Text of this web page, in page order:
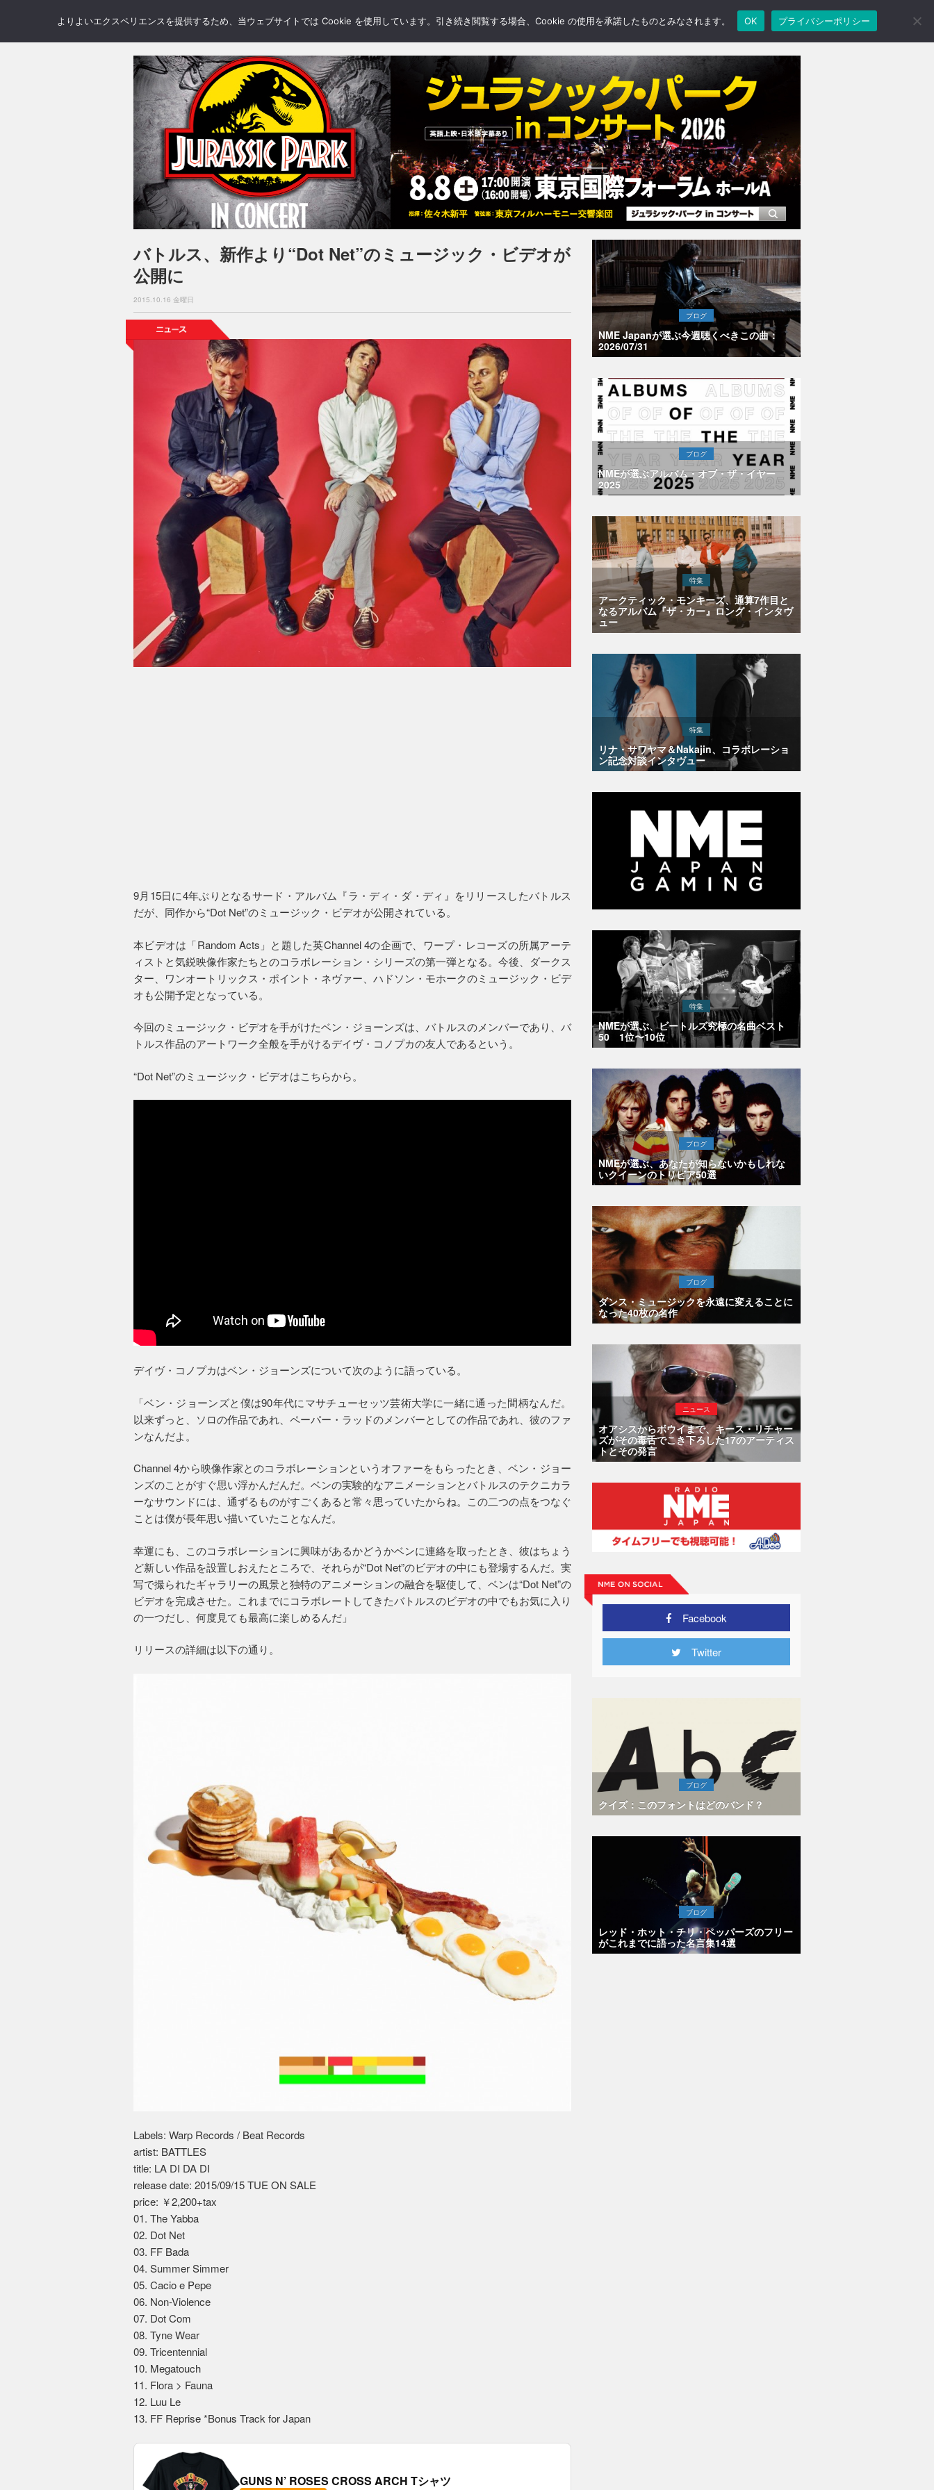
NEWS REVIEWS GALLERY BLOGS FEATURE
バトルス、新作より“Dot Net”のミュージック・ビデオが
公開に
2015.10.16 金曜日
9月15日に4年ぶりとなるサード・アルバム『ラ・ディ・ダ・ディ』をリリースしたバトルス
だが、同作から“Dot Net”のミュージック・ビデオが公開されている。
本ビデオは「Random Acts」と題した英Channel 4の企画で、ワープ・レコーズの所属アーテ
ィストと気鋭映像作家たちとのコラボレーション・シリーズの第一弾となる。今後、ダークス
ター、ワンオートリックス・ポイント・ネヴァー、ハドソン・モホークのミュージック・ビデ
オも公開予定となっている。
今回のミュージック・ビデオを手がけたベン・ジョーンズは、バトルスのメンバーであり、バ
トルス作品のアートワーク全般を手がけるデイヴ・コノプカの友人であるという。
“Dot Net”のミュージック・ビデオはこちらから。
デイヴ・コノプカはベン・ジョーンズについて次のように語っている。
「ベン・ジョーンズと僕は90年代にマサチューセッツ芸術大学に一緒に通った間柄なんだ。
以来ずっと、ソロの作品であれ、ペーパー・ラッドのメンバーとしての作品であれ、彼のファ
ンなんだよ。
Channel 4から映像作家とのコラボレーションというオファーをもらったとき、ベン・ジョー
ンズのことがすぐ思い浮かんだんだ。ベンの実験的なアニメーションとバトルスのテクニカラ
ーなサウンドには、通ずるものがすごくあると常々思っていたからね。この二つの点をつなぐ
ことは僕が長年思い描いていたことなんだ。
幸運にも、このコラボレーションに興味があるかどうかベンに連絡を取ったとき、彼はちょう
ど新しい作品を設置しおえたところで、それらが“Dot Net”のビデオの中にも登場するんだ。実
写で撮られたギャラリーの風景と独特のアニメーションの融合を駆使して、ベンは“Dot Net”の
ビデオを完成させた。これまでにコラボレートしてきたバトルスのビデオの中でもお気に入り
の一つだし、何度見ても最高に楽しめるんだ」
リリースの詳細は以下の通り。
Labels: Warp Records / Beat Records
artist: BATTLES
title: LA DI DA DI
release date: 2015/09/15 TUE ON SALE
price: ￥2,200+tax
01. The Yabba
02. Dot Net
03. FF Bada
04. Summer Simmer
05. Cacio e Pepe
06. Non-Violence
07. Dot Com
08. Tyne Wear
09. Tricentennial
10. Megatouch
11. Flora > Fauna
12. Luu Le
13. FF Reprise *Bonus Track for Japan
GUNS N’ ROSES CROSS ARCH Tシャツ
ブログ
NME Japanが選ぶ今週聴くべきこの曲：
2026/07/31
ブログ
NMEが選ぶアルバム・オブ・ザ・イヤー
2025
特集
アークティック・モンキーズ、通算7作目と
なるアルバム『ザ・カー』ロング・インタヴ
ュー
特集
リナ・サワヤマ＆Nakajin、コラボレーショ
ン記念対談インタヴュー
特集
NMEが選ぶ、ビートルズ究極の名曲ベスト
50 1位〜10位
ブログ
NMEが選ぶ、あなたが知らないかもしれな
いクイーンのトリビア50選
ブログ
ダンス・ミュージックを永遠に変えることに
なった40枚の名作
ニュース
オアシスからボウイまで、キース・リチャー
ズがその毒舌でこき下ろした17のアーティス
トとその発言
Facebook
Twitter
ブログ
クイズ：このフォントはどのバンド？
ブログ
レッド・ホット・チリ・ペッパーズのフリー
がこれまでに語った名言集14選
よりよいエクスペリエンスを提供するため、当ウェブサイトでは Cookie を使用しています。引き続き閲覧する場合、Cookie の使用を承諾したものとみなされます。 OK プライバシーポリシー